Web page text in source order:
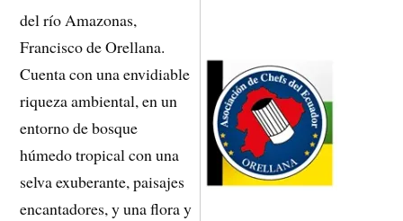
del río Amazonas,
Francisco de Orellana.
Cuenta con una envidiable
riqueza ambiental, en un
entorno de bosque
húmedo tropical con una
selva exuberante, paisajes
encantadores, y una ﬂora y